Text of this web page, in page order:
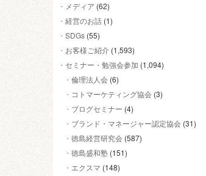
メディア (62)
経営のお話 (1)
SDGs (55)
お客様ご紹介 (1,593)
セミナー・勉強会参加 (1,094)
倫理法人会 (6)
コトマーケティング協会 (3)
ブログセミナー (4)
ブランド・マネージャー認定協会 (31)
徳島経営研究会 (587)
徳島盛和塾 (151)
エクスマ (148)